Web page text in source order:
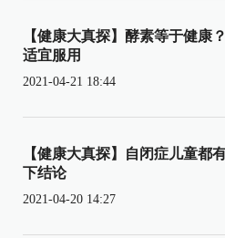
【健康大真探】酵素等于健康
适宜服用
2021-04-21 18:44
【健康大真探】自闭症儿童都
下结论
2021-04-20 14:27